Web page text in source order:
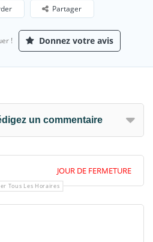
Partager
! Donnez votre avis
un commentaire
JOUR DE FERMETURE
Tous Les Horaires